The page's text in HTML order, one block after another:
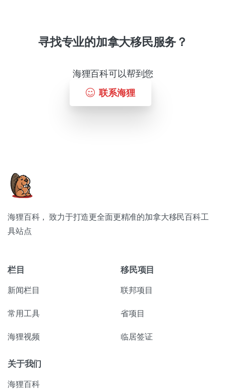
寻找专业的加拿大移民服务？
海狸百科可以帮到您
联系海狸
海狸百科， 致力于打造更全面更精准的加拿大移民百科工
具站点
栏目
新闻栏目
常用工具
海狸视频
移民项目
联邦项目
省项目
临居签证
关于我们
海狸百科